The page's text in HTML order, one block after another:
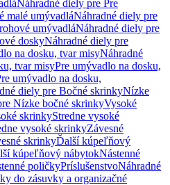
Náhradné diely pre Pre
malé umývadláNáhradné diely pre
umývadláNáhradné diely pre
doskyNáhradné diely pre
na dosku, tvar misyNáhradné
tvar misyPre umývadlo na dosku,
umývadlo na dosku,
diely pre Bočné skrinkyNízke
Nízke bočné skrinkyVysoké
skrinkyStredne vysoké
vysoké skrinkyZávesné
skrinkyĎalší kúpeľňový
kúpeľňový nábytokNástenné
poličkyPríslušenstvoNáhradné
do zásuvky a organizačné